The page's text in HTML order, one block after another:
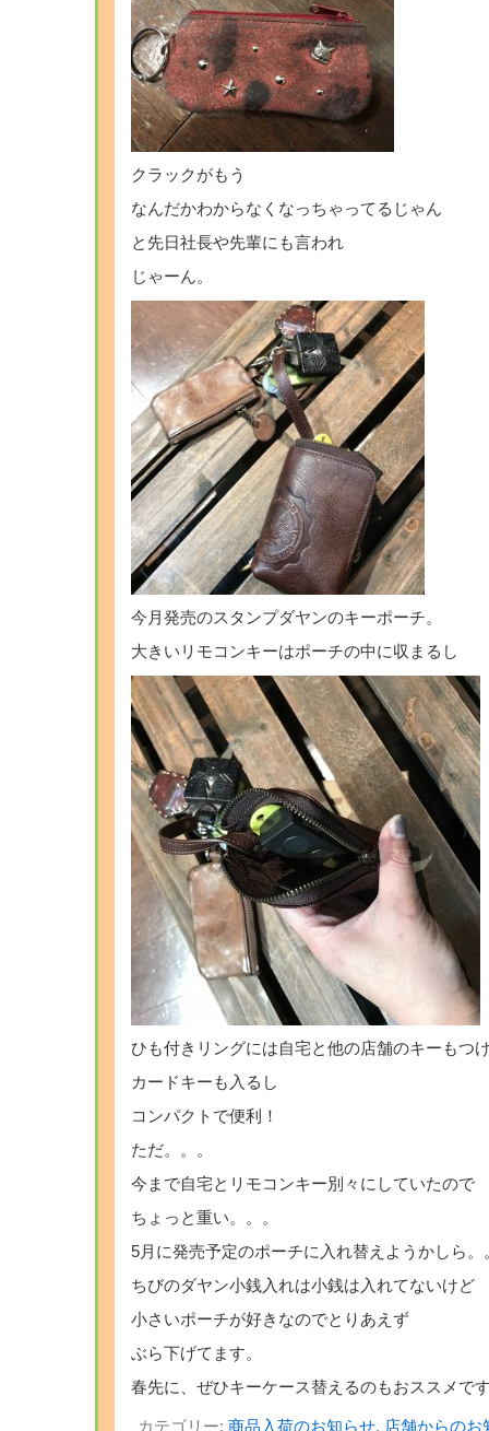
クラックがもう
なんだかわからなくなっちゃってるじゃん
と先日社長や先輩にも言われ
じゃーん。
今月発売のスタンプダヤンのキーポーチ。
大きいリモコンキーはポーチの中に収まるし
ひも付きリングには自宅と他の店舗のキーもつ
カードキーも入るし
コンパクトで便利！
ただ。。。
今まで自宅とリモコンキー別々にしていたので
ちょっと重い。。。
5月に発売予定のポーチに入れ替えようかしら。
ちびのダヤン小銭入れは小銭は入れてないけど
小さいポーチが好きなのでとりあえず
ぶら下げてます。
春先に、ぜひキーケース替えるのもおススメで
カテゴリー: 商品入荷のお知らせ, 店舗からのお